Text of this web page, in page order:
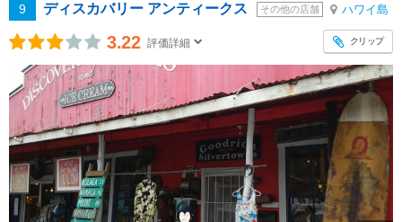
9 ディスカバリー アンティークス その他の店舗 ハワイ島
3.22 評価詳細 クリップ